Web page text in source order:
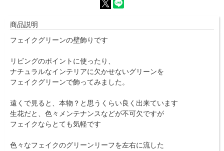
商品説明
フェイクグリーンの壁飾りです
リビングのポイントに使ったり、
ナチュラルなインテリアに欠かせないグリーンを
フェイクグリーンで飾ってみました。
遠くで見ると、本物？と思うくらい良く出来ています
生花だと、色々メンテナンスなどが不可欠ですが
フェイクならとても気軽です
色々なフェイクのグリーンリーフを左右に流した